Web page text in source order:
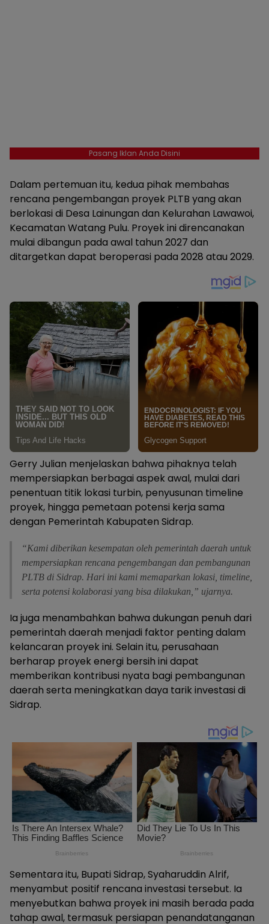
Pasang Iklan Anda Disini
Dalam pertemuan itu, kedua pihak membahas
rencana pengembangan proyek PLTB yang akan
berlokasi di Desa Lainungan dan Kelurahan Lawawoi,
Kecamatan Watang Pulu. Proyek ini direncanakan
mulai dibangun pada awal tahun 2027 dan
ditargetkan dapat beroperasi pada 2028 atau 2029.
Gerry Julian menjelaskan bahwa pihaknya telah
mempersiapkan berbagai aspek awal, mulai dari
penentuan titik lokasi turbin, penyusunan timeline
proyek, hingga pemetaan potensi kerja sama
dengan Pemerintah Kabupaten Sidrap.
“Kami diberikan kesempatan oleh pemerintah daerah untuk
mempersiapkan rencana pengembangan dan pembangunan
PLTB di Sidrap. Hari ini kami memaparkan lokasi, timeline,
serta potensi kolaborasi yang bisa dilakukan,” ujarnya.
Ia juga menambahkan bahwa dukungan penuh dari
pemerintah daerah menjadi faktor penting dalam
kelancaran proyek ini. Selain itu, perusahaan
berharap proyek energi bersih ini dapat
memberikan kontribusi nyata bagi pembangunan
daerah serta meningkatkan daya tarik investasi di
Sidrap.
Sementara itu, Bupati Sidrap, Syaharuddin Alrif,
menyambut positif rencana investasi tersebut. Ia
menyebutkan bahwa proyek ini masih berada pada
tahap awal, termasuk persiapan penandatanganan